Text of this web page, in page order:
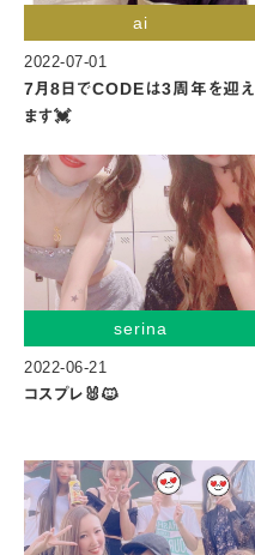
ai
2022-07-01
7月8日でCODEは3周年を迎え
ます💓
serina
2022-06-21
コスプレ🐰🐱